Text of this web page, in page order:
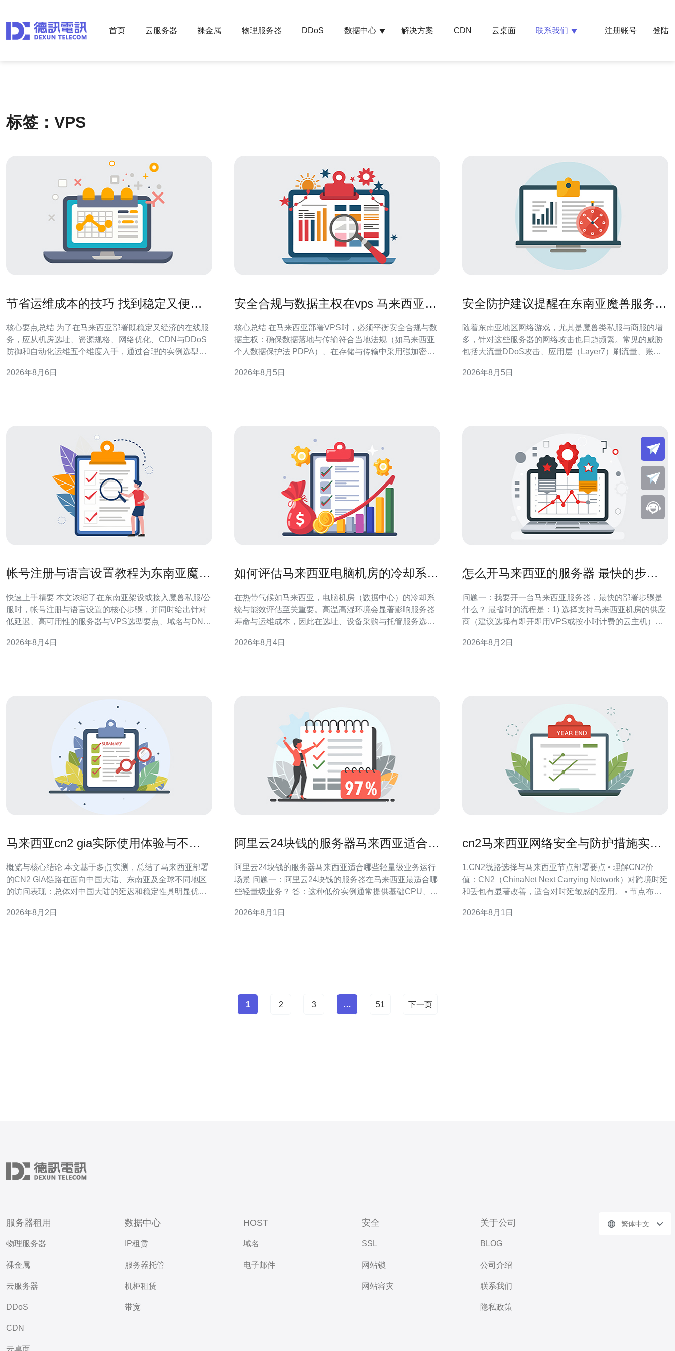
首页 云服务器 裸金属 物理服务器 DDoS 数据中心 解决方案 CDN 云桌面 联系我们 注册账号 登陆
标签：VPS
节省运维成本的技巧 找到稳定又便宜
核心要点总结 为了在马来西亚部署既稳定又经济的在线服
务，应从机房选址、资源规格、网络优化、CDN与DDoS
防御和自动化运维五个维度入手，通过合理的实例选型、
式来最大化降低运维成本。在供应商选择上，推荐德讯电
2026年8月6日
安全合规与数据主权在vps 马来西亚部
核心总结 在马来西亚部署VPS时，必须平衡安全合规与数
据主权：确保数据落地与传输符合当地法规（如马来西亚
个人数据保护法 PDPA）、在存储与传输中采用强加密、
CDN与高可用方案以保障业务连续性。选择具有本地节
2026年8月5日
安全防护建议提醒在东南亚魔兽服务器
随着东南亚地区网络游戏，尤其是魔兽类私服与商服的增
多，针对这些服务器的网络攻击也日趋频繁。常见的威胁
包括大流量DDoS攻击、应用层（Layer7）刷流量、账号
保障玩家体验与业务连续性。 第一步是选择合适的服务器
2026年8月5日
帐号注册与语言设置教程为东南亚魔兽
快速上手精要 本文浓缩了在东南亚架设或接入魔兽私服/公
服时，帐号注册与语言设置的核心步骤，并同时给出针对
低延迟、高可用性的服务器与VPS选型要点、域名与DNS
和运营者在最短时间内稳定上线。为保证网络质量与防护
2026年8月4日
如何评估马来西亚电脑机房的冷却系统
在热带气候如马来西亚，电脑机房（数据中心）的冷却系
统与能效评估至关重要。高温高湿环境会显著影响服务器
寿命与运维成本，因此在选址、设备采购与托管服务选择
系统的首要指标是PUE（Power Usage Effectiveness）。
2026年8月4日
怎么开马来西亚的服务器 最快的步骤
问题一：我要开一台马来西亚服务器，最快的部署步骤是
什么？ 最省时的流程是：1) 选择支持马来西亚机房的供应
商（建议选择有即开即用VPS或按小时计费的云主机）；
亚机房、操作系统镜像和规格，建议先选常见的Linux发行
2026年8月2日
马来西亚cn2 gia实际使用体验与不同
概览与核心结论 本文基于多点实测，总结了马来西亚部署
的CN2 GIA链路在面向中国大陆、东南亚及全球不同地区
的访问表现：总体对中国大陆的延迟和稳定性具明显优
转影响。若业务以中国用户为主，优先考虑使用CN2 GIA
2026年8月2日
阿里云24块钱的服务器马来西亚适合哪
阿里云24块钱的服务器马来西亚适合哪些轻量级业务运行
场景 问题一：阿里云24块钱的服务器在马来西亚最适合哪
些轻量级业务？ 答：这种低价实例通常提供基础CPU、有
个人或团队的文档分享站点、轻量级的CMS（如
2026年8月1日
cn2马来西亚网络安全与防护措施实践
1.CN2线路选择与马来西亚节点部署要点 • 理解CN2价
值：CN2（ChinaNet Next Carrying Network）对跨境时延
和丢包有显著改善，适合对时延敏感的应用。 • 节点布局
槟城），优先选用直连CN2或CN2 GIA的VPS。 • 带宽与
2026年8月1日
1 2 3 … 51 下一页
服务器租用
物理服务器
裸金属
云服务器
DDoS
CDN
云桌面
数据中心
IP租赁
服务器托管
机柜租赁
带宽
HOST
域名
电子邮件
安全
SSL
网站锁
网站容灾
关于公司
BLOG
公司介绍
联系我们
隐私政策
繁体中文